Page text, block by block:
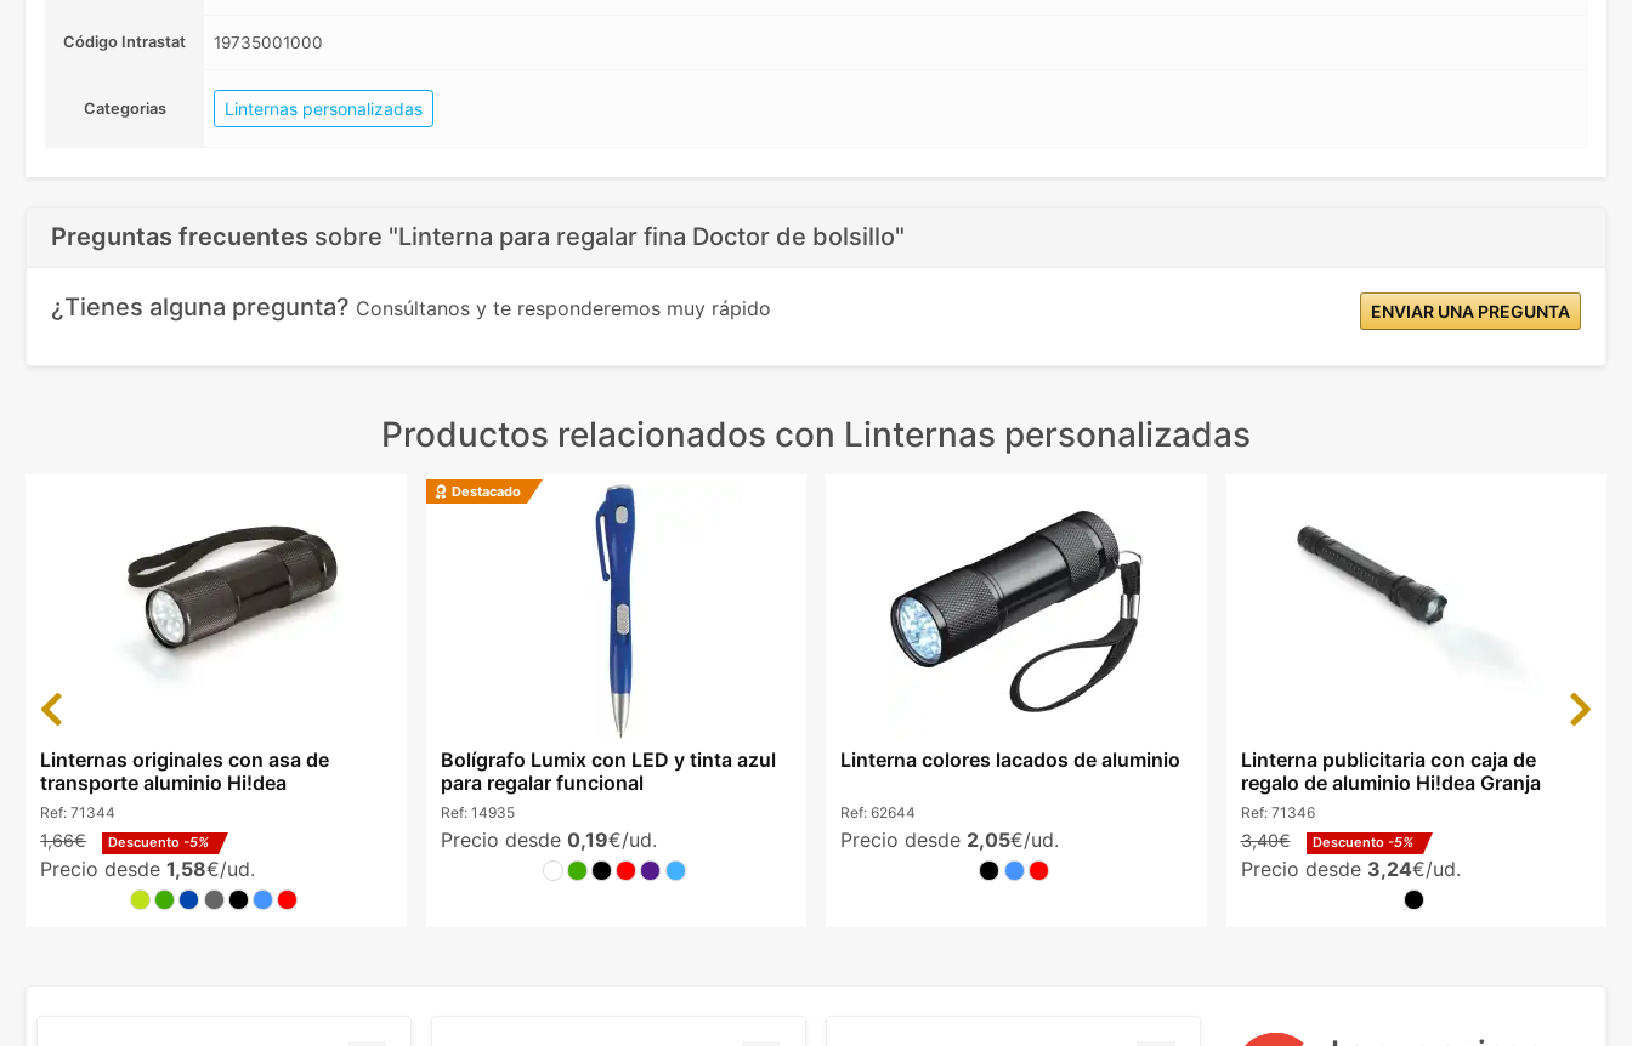
Código Intrastat 19735001000
Categorias Linternas personalizadas
Preguntas frecuentes sobre "Linterna para regalar fina Doctor de bolsillo"
¿Tienes alguna pregunta? Consúltanos y te responderemos muy rápido ENVIAR UNA PREGUNTA
Productos relacionados con Linternas personalizadas
Linternas originales con asa de
transporte aluminio Hi!dea
Ref: 71344
1,66€ Descuento -5%
Precio desde 1,58€/ud.
Destacado
Bolígrafo Lumix con LED y tinta azul
para regalar funcional
Ref: 14935
Precio desde 0,19€/ud.
Linterna colores lacados de aluminio
Ref: 62644
Precio desde 2,05€/ud.
Linterna publicitaria con caja de
regalo de aluminio Hi!dea Granja
Ref: 71346
3,40€ Descuento -5%
Precio desde 3,24€/ud.
Previous Next